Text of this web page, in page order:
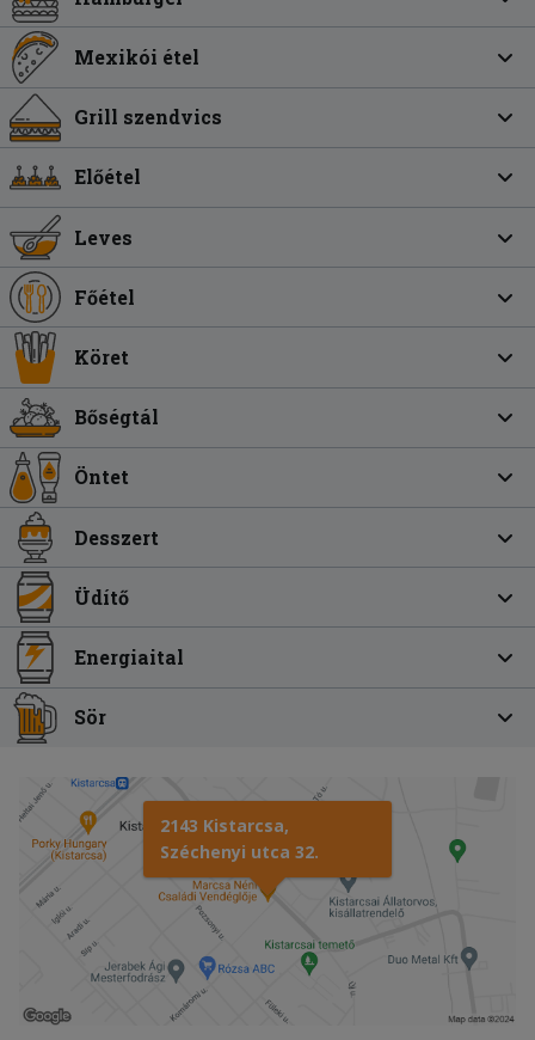
Mexikói étel
Grill szendvics
Előétel
Leves
Főétel
Köret
Bőségtál
Öntet
Desszert
Üdítő
Energiaital
Sör
2143 Kistarcsa,
Széchenyi utca 32.